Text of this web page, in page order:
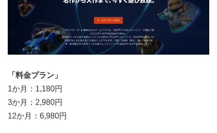
「料金プラン」
1か月：1,180円
3か月：2,980円
12か月：6,980円